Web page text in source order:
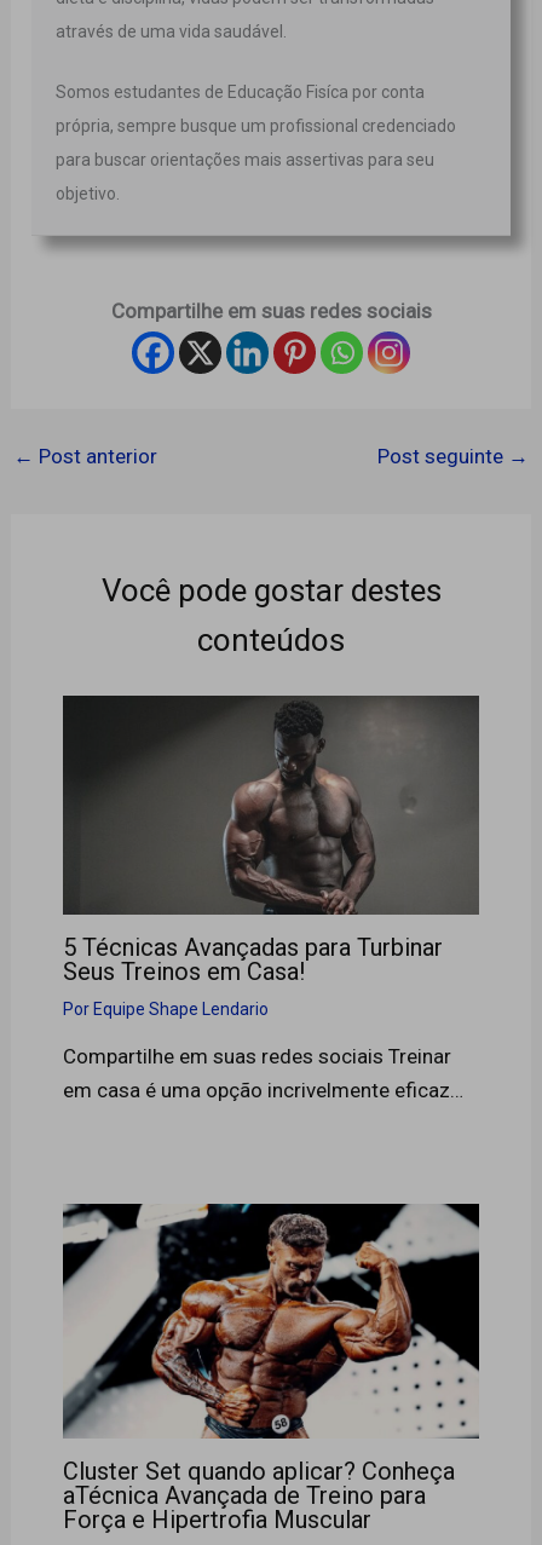
através de uma vida saudável.
Somos estudantes de Educação Fisíca por conta
própria, sempre busque um profissional credenciado
para buscar orientações mais assertivas para seu
objetivo.
Compartilhe em suas redes sociais
← Post anterior Post seguinte →
Você pode gostar destes
conteúdos
5 Técnicas Avançadas para Turbinar
Seus Treinos em Casa!
PorEquipe Shape Lendario
Compartilhe em suas redes sociais Treinar
em casa é uma opção incrivelmente eficaz…
Cluster Set quando aplicar? Conheça
aTécnica Avançada de Treino para
Força e Hipertrofia Muscular